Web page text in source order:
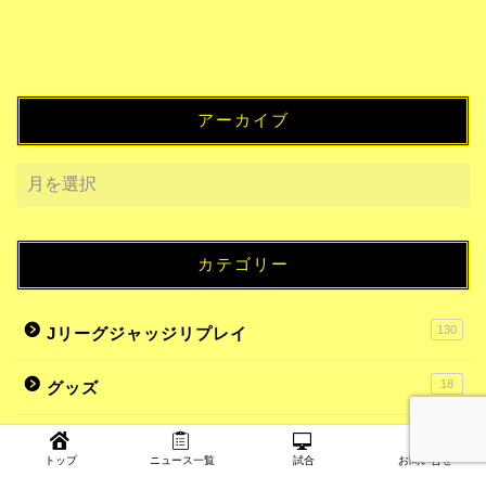
アーカイブ
カテゴリー
Jリーグジャッジリプレイ 130
グッズ 18
スタジアムグルメ
トップ ニュース一覧 試合 お問い合せ